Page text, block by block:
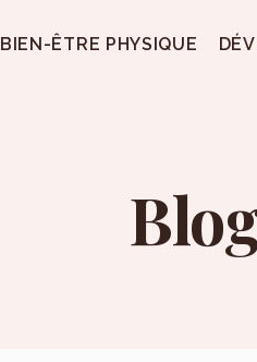
BIEN-ÊTRE PHYSIQUE